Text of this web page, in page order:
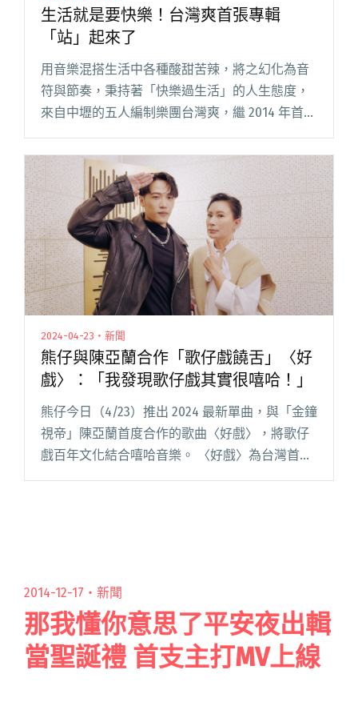
生活就是要快樂！台灣爽首張專輯
「站」起來了
用音樂混搭生活中各種酸甜苦辣，將之幻化為音
符與節奏，秉持著「快樂過生活」的人生態度，
來自中壢的五人編制樂團台灣爽，繼 2014 年首張
《樂活練習曲》！從製作到編曲皆由團員一手包
辦，強調 band 閱讀全文 "生活就是要快樂！台灣
爽首張專輯「站」起來了"
2024-04-23・新聞
熊仔與陳亞蘭合作「歌仔戲饒舌」〈好
戲〉：「我發現歌仔戲其實很嘻哈！」
熊仔今日（4/23）推出 2024 最新單曲，與「金鐘
視帝」陳亞蘭首度合作的歌曲〈好戲〉，將歌仔
戲百年文化結合嘻哈音樂。 〈好戲〉為台灣首部
歌仔戲職人電視劇《勇氣家族》主題曲，電視劇
2014-12-17・ 新聞
那我懂你意思了平安夜出輯
當聖誕禮 首支主打MV上線